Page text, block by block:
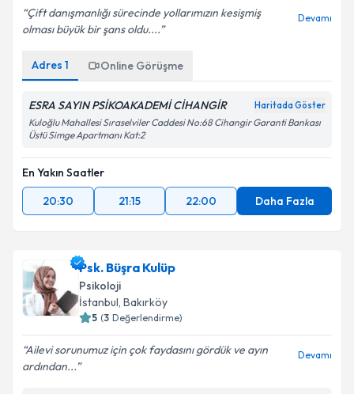
Çift danışmanlığı sürecinde yollarımızın kesişmiş
olması büyük bir şans oldu....
Devamı
Adres 1 Online Görüşme
ESRA SAYIN PSİKOAKADEMİ CİHANGİR Haritada Göster
Kuloğlu Mahallesi Sıraselviler Caddesi No:68 Cihangir Garanti Bankası
Üstü Simge Apartmanı Kat:2
En Yakın Saatler
20:30
21:15 22:00 Daha Fazla
Psk. Büşra Kulüp
Psikoloji
İstanbul, Bakırköy
5 (3 Değerlendirme)
Ailevi sorunumuz için çok faydasını gördük ve ayın
ardından...
Devamı